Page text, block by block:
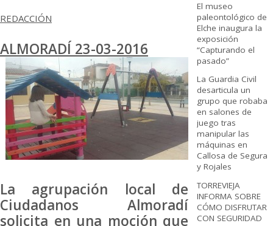
REDACCIÓN
ALMORADÍ 23-03-2016
La agrupación local de
Ciudadanos Almoradí
solicita en una moción que
El museo
paleontológico de
Elche inaugura la
exposición
“Capturando el
pasado”
La Guardia Civil
desarticula un
grupo que robaba
en salones de
juego tras
manipular las
máquinas en
Callosa de Segura
y Rojales
TORREVIEJA
INFORMA SOBRE
CÓMO DISFRUTAR
CON SEGURIDAD